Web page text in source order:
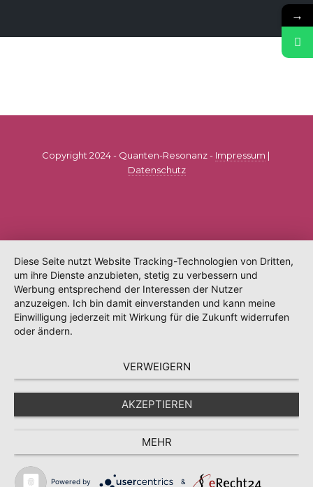
Copyright 2024 - Quanten-Resonanz - Impressum |
Datenschutz
→
Diese Seite nutzt Website Tracking-Technologien von Dritten,
um ihre Dienste anzubieten, stetig zu verbessern und
Werbung entsprechend der Interessen der Nutzer
anzuzeigen. Ich bin damit einverstanden und kann meine
Einwilligung jederzeit mit Wirkung für die Zukunft widerrufen
oder ändern.
VERWEIGERN
AKZEPTIEREN
MEHR
Powered by &